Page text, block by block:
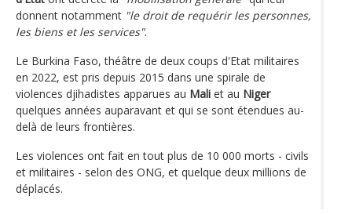
donnent notamment "le droit de requérir les personnes,
les biens et les services".
Le Burkina Faso, théâtre de deux coups d'Etat militaires
en 2022, est pris depuis 2015 dans une spirale de
violences djihadistes apparues au Mali et au Niger
quelques années auparavant et qui se sont étendues au-
delà de leurs frontières.
Les violences ont fait en tout plus de 10 000 morts - civils
et militaires - selon des ONG, et quelque deux millions de
déplacés.